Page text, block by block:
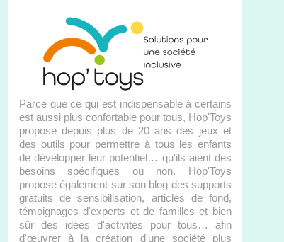
Parce que ce qui est indispensable à certains
est aussi plus confortable pour tous, Hop'Toys
propose depuis plus de 20 ans des jeux et
des outils pour permettre à tous les enfants
de développer leur potentiel… qu'ils aient des
besoins spécifiques ou non. Hop'Toys
propose également sur son blog des supports
gratuits de sensibilisation, articles de fond,
témoignages d'experts et de familles et bien
sûr des idées d'activités pour tous… afin
d'œuvrer à la création d'une société plus